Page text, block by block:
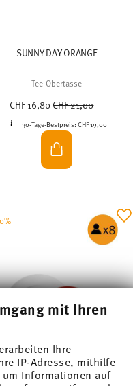
mit Ihren
Ihre
IP-Adresse, mithilfe
Informationen auf
SUNNY DAY ORANGE
Tee-Obertasse
CHF 16,80Price reduced from
CHF 21,00
30-Tage-Bestpreis: CHF 19,00
DAY WHITE/NEW RED/ORANGE